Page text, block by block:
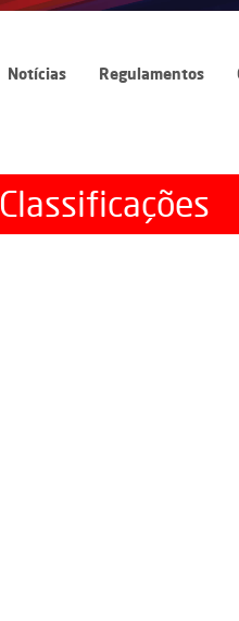
Notícias Regulamentos
Classificações